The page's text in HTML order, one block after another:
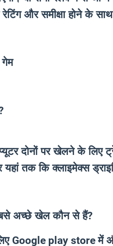
और समीक्षा होने के
गेम
दोनों पर खेलने के लिए
तक ​​कि क्लाइमेक्स
अच्छे खेल कौन से हैं?
Google play storeमें